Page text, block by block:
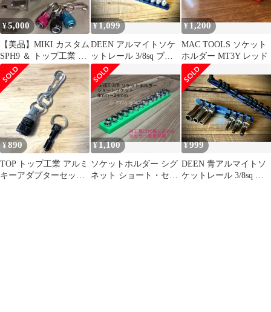
★工具収納★手工具★
ハンドツール★自動車
整備★バイク整備★車
載工具★DIY★日本製
¥5,000
【美品】MIKI カスタム
SPH9 ＆ トップ工業 ソ
ケットホルダー 3点セ
ット
¥1,099
DEEN アルマイトソケ
ットレール 3/8sq ブル
ー 全長260mm 美品
¥1,200
MAC TOOLS ソケット
ホルダー MT3Y レッド
¥890
TOP トップ工業 アルミ
キーアダプターセット
¥1,100
ソケットホルダー シグ
ネット ショート・セミ
¥999
DEEN 青アルマイトソ
ケットレール 3/8sq ブ